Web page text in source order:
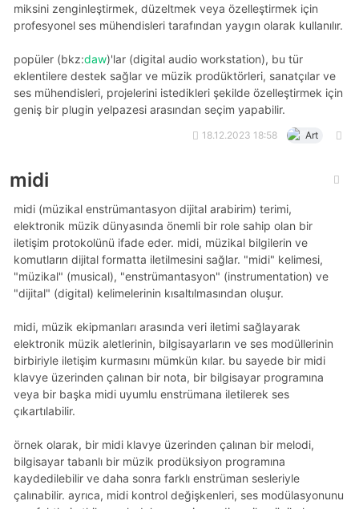
miksini zenginleştirmek, düzeltmek veya özelleştirmek için
profesyonel ses mühendisleri tarafından yaygın olarak kullanılır.
popüler (bkz:daw)'lar (digital audio workstation), bu tür
eklentilere destek sağlar ve müzik prodüktörleri, sanatçılar ve
ses mühendisleri, projelerini istedikleri şekilde özelleştirmek için
geniş bir plugin yelpazesi arasından seçim yapabilir.
18.12.2023 18:58 Art
midi
midi (müzikal enstrümantasyon dijital arabirim) terimi,
elektronik müzik dünyasında önemli bir role sahip olan bir
iletişim protokolünü ifade eder. midi, müzikal bilgilerin ve
komutların dijital formatta iletilmesini sağlar. "midi" kelimesi,
"müzikal" (musical), "enstrümantasyon" (instrumentation) ve
"dijital" (digital) kelimelerinin kısaltılmasından oluşur.
midi, müzik ekipmanları arasında veri iletimi sağlayarak
elektronik müzik aletlerinin, bilgisayarların ve ses modüllerinin
birbiriyle iletişim kurmasını mümkün kılar. bu sayede bir midi
klavye üzerinden çalınan bir nota, bir bilgisayar programına
veya bir başka midi uyumlu enstrümana iletilerek ses
çıkartılabilir.
örnek olarak, bir midi klavye üzerinden çalınan bir melodi,
bilgisayar tabanlı bir müzik prodüksiyon programına
kaydedilebilir ve daha sonra farklı enstrüman sesleriyle
çalınabilir. ayrıca, midi kontrol değişkenleri, ses modülasyonunu